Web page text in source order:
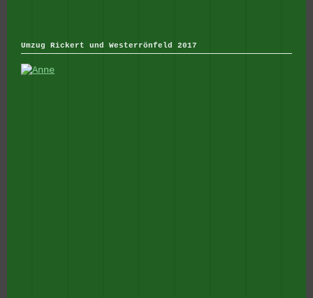
Umzug Rickert und Westerrönfeld 2017